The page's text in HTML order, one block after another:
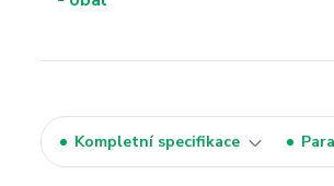
Kompletní specifikace